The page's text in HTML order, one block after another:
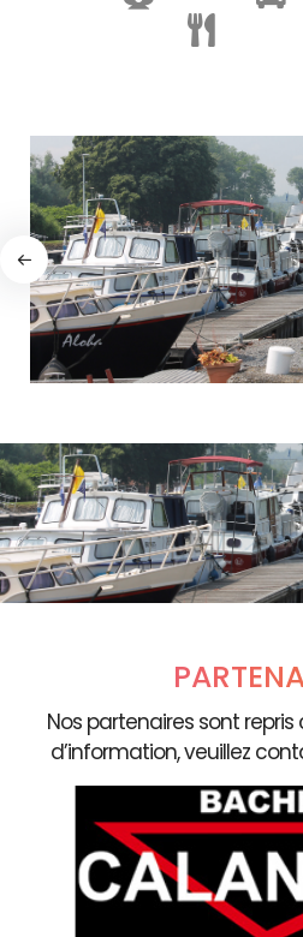
Nos partenaires sont repris
d’information, veuillez